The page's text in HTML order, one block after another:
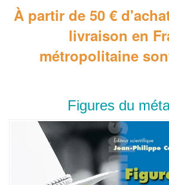
À partir de 50 €
livraison en
métropolitaine
Figures du